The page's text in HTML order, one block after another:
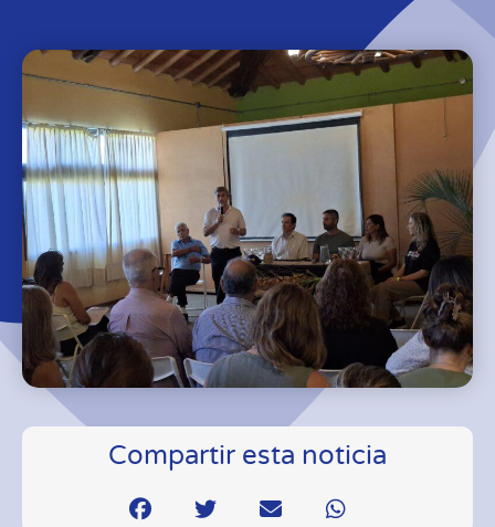
Compartir esta noticia